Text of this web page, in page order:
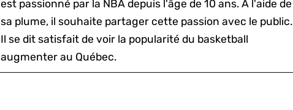
est passionné par la NBA depuis l'âge de 10 ans. À l'aide de
sa plume, il souhaite partager cette passion avec le public.
Il se dit satisfait de voir la popularité du basketball
augmenter au Québec.